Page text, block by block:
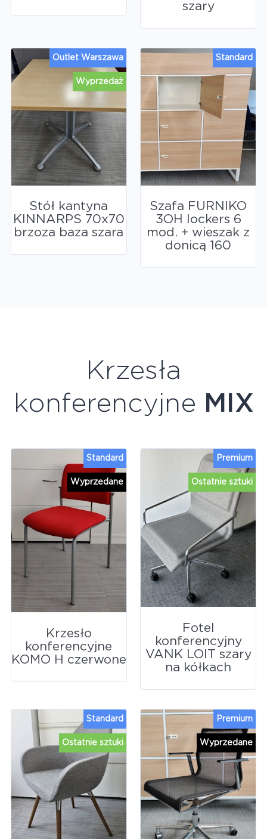
szary
Wyprzedaż
Outlet Warszawa
Stół kantyna
KINNARPS 70x70
brzoza baza szara
Standard
Szafa FURNIKO
3OH lockers 6
mod. + wieszak z
donicą 160
Krzesła
konferencyjne MIX
Wyprzedane
Standard
Krzesło
konferencyjne
KOMO H czerwone
Ostatnie sztuki
Premium
Fotel
konferencyjny
VANK LOIT szary
na kółkach
Ostatnie sztuki
Standard
Wyprzedane
Premium